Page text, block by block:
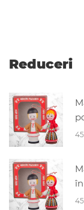
Reduceri